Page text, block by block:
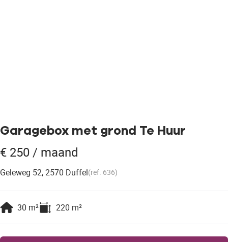
Garagebox met grond Te Huur
€ 250 / maand
Geleweg 52, 2570 Duffel(ref. 636)
30 m² 220 m²